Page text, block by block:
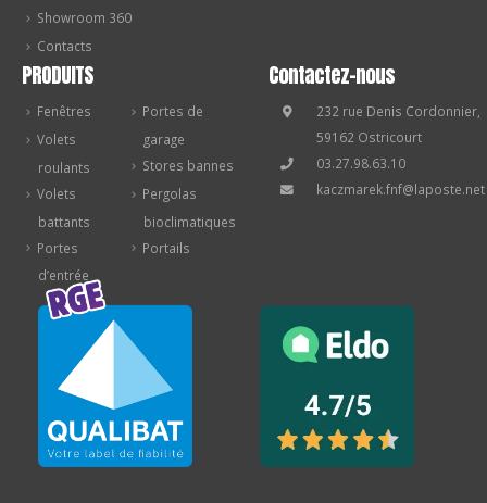
Showroom 360
Contacts
PRODUITS
Fenêtres
Volets
roulants
Volets
battants
Portes
d’entrée
Portes de
garage
Stores bannes
Pergolas
bioclimatiques
Portails
Contactez-nous
232 rue Denis Cordonnier,
59162 Ostricourt
03.27.98.63.10
kaczmarek.fnf@laposte.net